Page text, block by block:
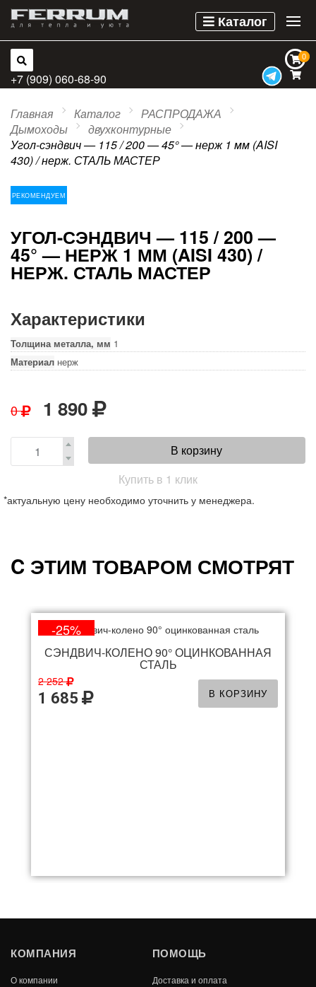
Каталог
0
0
+7 (909) 060-68-90
Главная Каталог
РАСПРОДАЖА
Дымоходы
двухконтурные
Угол-сэндвич — 115 / 200 — 45° — нерж 1 мм (AISI
430) / нерж. СТАЛЬ МАСТЕР
РЕКОМЕНДУЕМ
УГОЛ-СЭНДВИЧ — 115 / 200 —
45° — НЕРЖ 1 ММ (AISI 430) /
НЕРЖ. СТАЛЬ МАСТЕР
Характеристики
Толщина металла, мм 1
Материал нерж
0 1 890
В корзину
Купить в 1 клик
*актуальную цену необходимо уточнить у менеджера.
C ЭТИМ ТОВАРОМ СМОТРЯТ
-25%
СЭНДВИЧ-КОЛЕНО 90° ОЦИНКОВАННАЯ
СТАЛЬ
2 252
1 685 В КОРЗИНУ
ТРУБА ТЕРМО L 1000 TТ-P 430-0.8/430
D115/200 ТИС
КОМПАНИЯ
О компании
ПОМОЩЬ
Доставка и оплата